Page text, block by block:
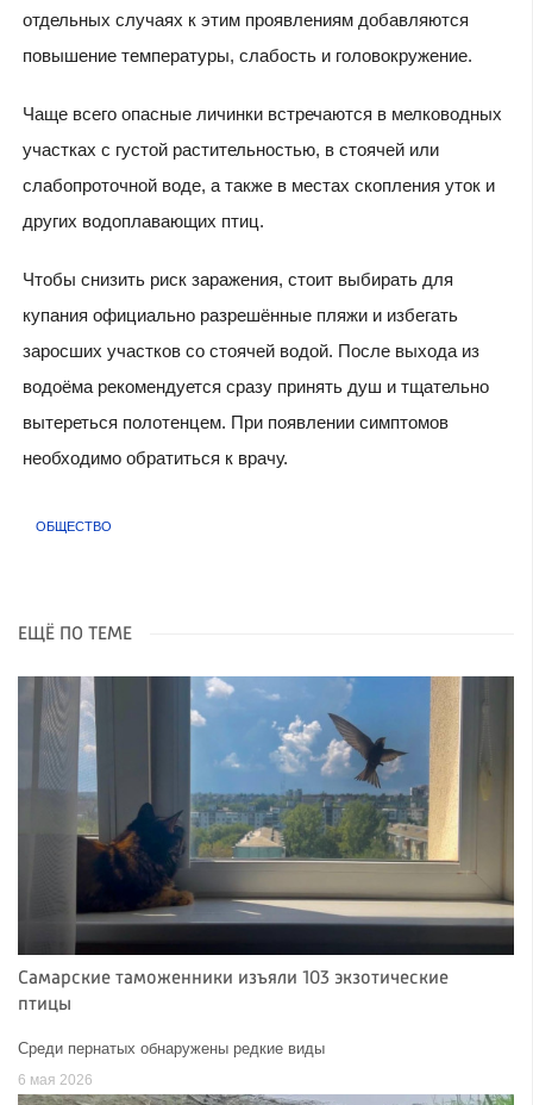
отдельных случаях к этим проявлениям добавляются
повышение температуры, слабость и головокружение.
Чаще всего опасные личинки встречаются в мелководных
участках с густой растительностью, в стоячей или
слабопроточной воде, а также в местах скопления уток и
других водоплавающих птиц.
Чтобы снизить риск заражения, стоит выбирать для
купания официально разрешённые пляжи и избегать
заросших участков со стоячей водой. После выхода из
водоёма рекомендуется сразу принять душ и тщательно
вытереться полотенцем. При появлении симптомов
необходимо обратиться к врачу.
ОБЩЕСТВО
ЕЩЁ ПО ТЕМЕ
Самарские таможенники изъяли 103 экзотические
птицы
Среди пернатых обнаружены редкие виды
6 мая 2026